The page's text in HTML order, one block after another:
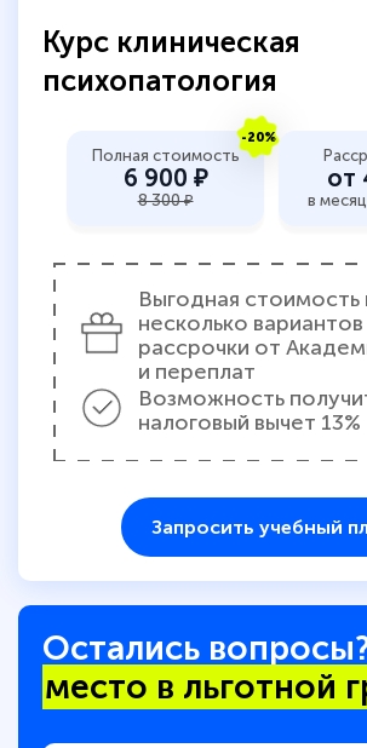
Курс клиническая
психопатология
-20%
Полная стоимость
6 900 ₽
8 300 ₽
от
в
Выгодная стоимость
несколько вариантов
рассрочки от
и переплат
Возможность
налоговый вычет 13%
Запросить учебный
Остались
место в льготной